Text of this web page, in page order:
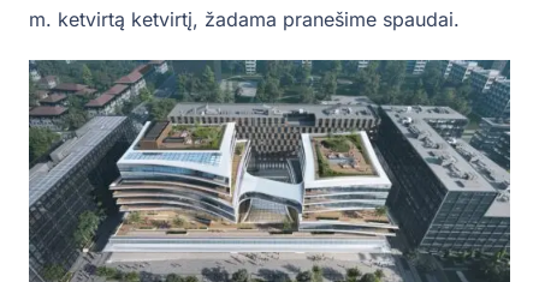
m. ketvirtą ketvirtį, žadama pranešime spaudai.